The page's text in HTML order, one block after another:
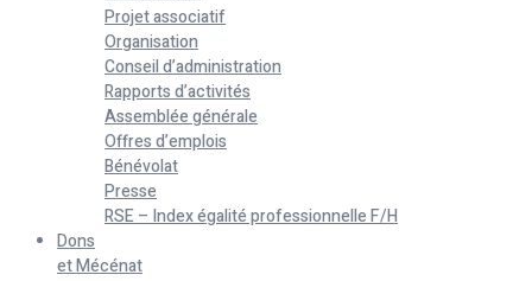
Projet associatif
Organisation
Conseil d’administration
Rapports d’activités
Assemblée générale
Offres d’emplois
Bénévolat
Presse
RSE – Index égalité professionnelle F/H
Dons
et Mécénat